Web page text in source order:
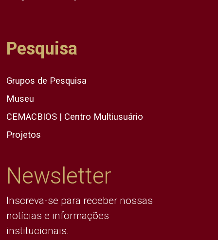
Pesquisa
Grupos de Pesquisa
Museu
CEMACBIOS | Centro Multiusuário
Projetos
Newsletter
Inscreva-se para receber nossas
notícias e informações
institucionais.